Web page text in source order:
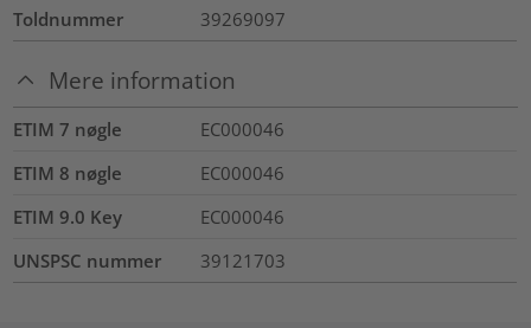
Toldnummer
39269097
Mere information
ETIM 7 nøgle
EC000046
ETIM 8 nøgle
EC000046
ETIM 9.0 Key
EC000046
UNSPSC nummer
39121703